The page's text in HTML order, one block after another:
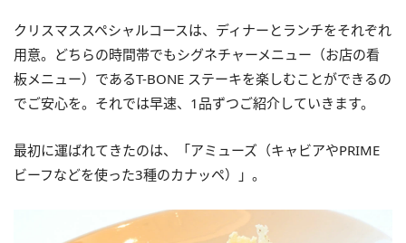
クリスマススペシャルコースは、ディナーとランチをそれぞれ
用意。どちらの時間帯でもシグネチャーメニュー（お店の看
板メニュー）であるT-BONE ステーキを楽しむことができるの
でご安心を。それでは早速、1品ずつご紹介していきます。
最初に運ばれてきたのは、「アミューズ（キャビアやPRIME
ビーフなどを使った3種のカナッペ）」。